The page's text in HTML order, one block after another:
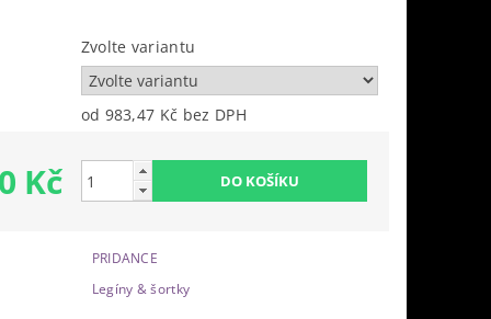
Zvolte variantu
od 983,47 Kč bez DPH
Kč
PRIDANCE
Legíny & šortky